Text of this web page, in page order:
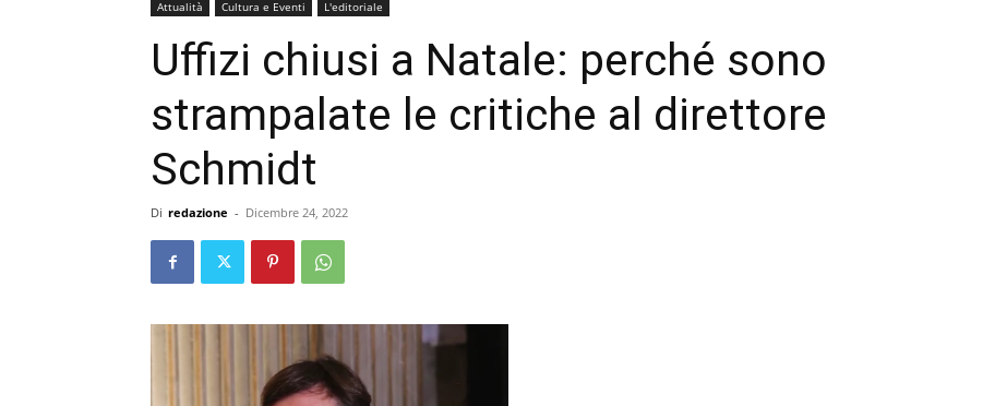
Attualità Cultura e Eventi L'editoriale
Uffizi chiusi a Natale: perché sono
strampalate le critiche al direttore
Schmidt
Di redazione - Dicembre 24, 2022